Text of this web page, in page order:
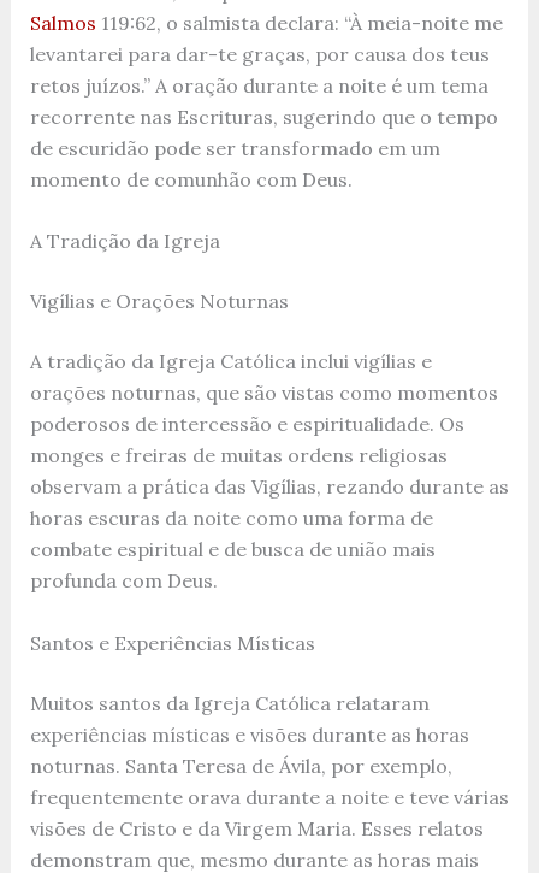
Salmos 119:62, o salmista declara: “À meia-noite me
levantarei para dar-te graças, por causa dos teus
retos juízos.” A oração durante a noite é um tema
recorrente nas Escrituras, sugerindo que o tempo
de escuridão pode ser transformado em um
momento de comunhão com Deus.
A Tradição da Igreja
Vigílias e Orações Noturnas
A tradição da Igreja Católica inclui vigílias e
orações noturnas, que são vistas como momentos
poderosos de intercessão e espiritualidade. Os
monges e freiras de muitas ordens religiosas
observam a prática das Vigílias, rezando durante as
horas escuras da noite como uma forma de
combate espiritual e de busca de união mais
profunda com Deus.
Santos e Experiências Místicas
Muitos santos da Igreja Católica relataram
experiências místicas e visões durante as horas
noturnas. Santa Teresa de Ávila, por exemplo,
frequentemente orava durante a noite e teve várias
visões de Cristo e da Virgem Maria. Esses relatos
demonstram que, mesmo durante as horas mais